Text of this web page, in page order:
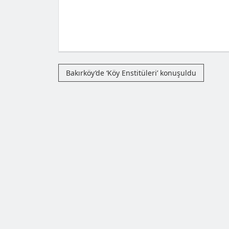
Bakırköy’de ‘Köy Enstitüleri’ konuşuldu